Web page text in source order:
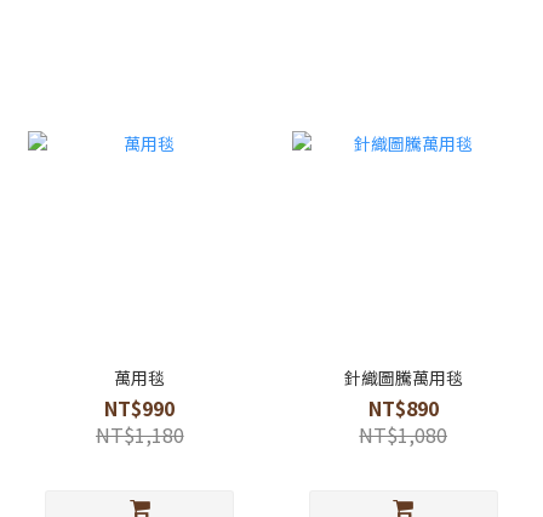
萬用毯
NT$990
NT$1,180
針織圖騰萬用毯
NT$890
NT$1,080